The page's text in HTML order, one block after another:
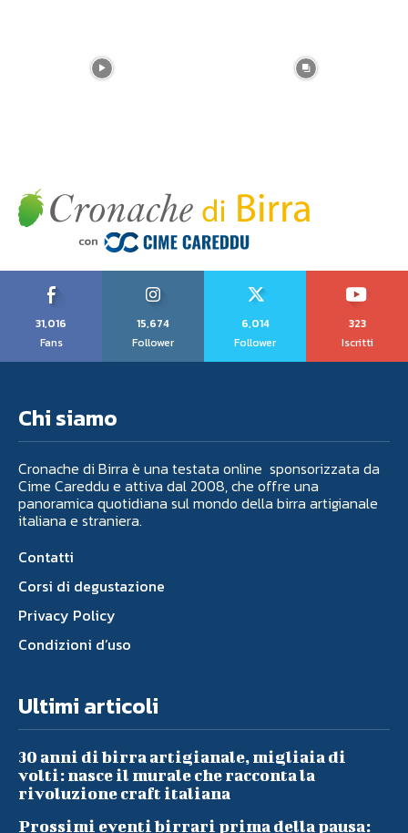
31,016
Fans
15,674
Follower
6,014
Follower
323
Iscritti
Chi siamo
Cronache di Birra è una testata online sponsorizzata da
Cime Careddu e attiva dal 2008, che offre una
panoramica quotidiana sul mondo della birra artigianale
italiana e straniera.
Contatti
Corsi di degustazione
Privacy Policy
Condizioni d’uso
Ultimi articoli
30 anni di birra artigianale, migliaia di
volti: nasce il murale che racconta la
rivoluzione craft italiana
Prossimi eventi birrari prima della pausa: